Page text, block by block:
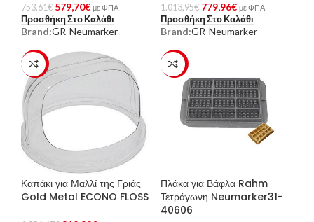
753,61€ 579,70€ με ΦΠΑ
Προσθήκη Στο Καλάθι
Brand:GR-Neumarker
1.013,95€ 779,96€ με ΦΠΑ
Προσθήκη Στο Καλάθι
Brand:GR-Neumarker
-23%
Καπάκι για Μαλλί της Γριάς
Gold Metal ECONO FLOSS
-23%
Πλάκα για Βάφλα Rahm
Τετράγωνη Neumarker31-
40606